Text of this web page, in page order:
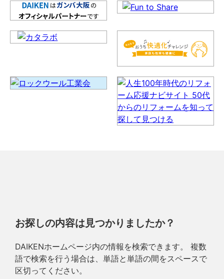
お探しの内容は見つかりましたか？
DAIKENホームページ内の情報を検索できます。 複数
語で検索を行う場合は、単語と単語の間をスペースで
区切ってください。